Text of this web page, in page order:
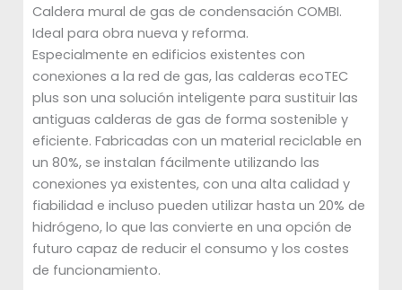
Caldera mural de gas de condensación COMBI.
Ideal para obra nueva y reforma.
Especialmente en edificios existentes con
conexiones a la red de gas, las calderas ecoTEC
plus son una solución inteligente para sustituir las
antiguas calderas de gas de forma sostenible y
eficiente. Fabricadas con un material reciclable en
un 80%, se instalan fácilmente utilizando las
conexiones ya existentes, con una alta calidad y
fiabilidad e incluso pueden utilizar hasta un 20% de
hidrógeno, lo que las convierte en una opción de
futuro capaz de reducir el consumo y los costes
de funcionamiento.